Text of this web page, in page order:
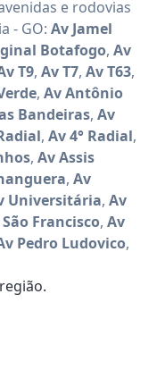
e rodovias
- GO: Av Jamel
Botafogo, Av
T9, Av T7, Av T63,
, Av Antônio
Bandeiras, Av
, Av 4° Radial,
, Av Assis
, Av
Universitária, Av
Francisco, Av
Pedro Ludovico,